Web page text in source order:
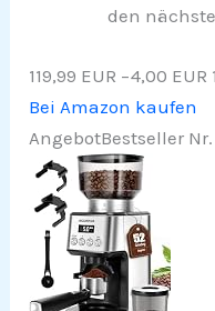
den
119,99 EUR −4,00 EUR
Bei Amazon kaufen
AngebotBestseller Nr.